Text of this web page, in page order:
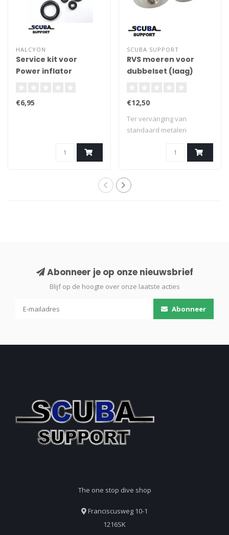
HALCYON
Service kit voor
Power inflator
€6,95
SCUBA SUPPORT
RVS moeren voor
dubbelset (laag)
€12,50
Ter vervanging van
standaard metalen
vleugelmoeren op dubbel..
Abonneer je op onze nieuwsbrief
Blijf op de hoogte over onze laatste acties
Abonneer
The one stop dive shop
Franciscusweg 10-1
1216SK